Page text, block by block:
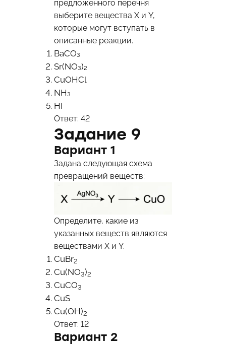
предложенного перечня
выберите вещества X и Y,
которые могут вступать в
описанные реакции.
BaCO₃
Sr(NO₃)₂
CuOHCl
NH₃
HI
Ответ: 42
Задание 9
Вариант 1
Задана следующая схема
превращений веществ:
Определите, какие из
указанных веществ являются
веществами X и Y.
CuBr2
Cu(NO3)2
CuCO3
CuS
Cu(OH)2
Ответ: 12
Вариант 2